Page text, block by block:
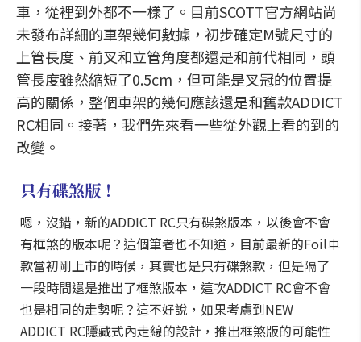
車，從裡到外都不一樣了。目前SCOTT官方網站尚
未發布詳細的車架幾何數據，初步確定M號尺寸的
上管長度、前叉和立管角度都還是和前代相同，頭
管長度雖然縮短了0.5cm，但可能是叉冠的位置提
高的關係，整個車架的幾何應該還是和舊款ADDICT
RC相同。接著，我們先來看一些從外觀上看的到的
改變。
只有碟煞版！
嗯，沒錯，新的ADDICT RC只有碟煞版本，以後會不會
有框煞的版本呢？這個筆者也不知道，目前最新的Foil車
款當初剛上市的時候，其實也是只有碟煞款，但是隔了
一段時間還是推出了框煞版本，這次ADDICT RC會不會
也是相同的走勢呢？這不好說，如果考慮到NEW
ADDICT RC隱藏式內走線的設計，推出框煞版的可能性